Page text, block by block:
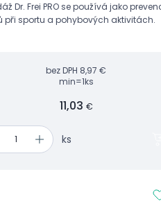
Dr. Frei PRO se používá jako
při sportu a pohybových aktivitách.
bez DPH 8,97 €
min=1ks
11,03 €
ks